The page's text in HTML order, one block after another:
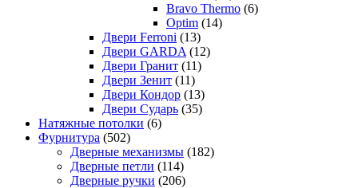
Bravo Thermo (6)
Optim (14)
Двери Ferroni (13)
Двери GARDA (12)
Двери Гранит (11)
Двери Зенит (11)
Двери Кондор (13)
Двери Сударь (35)
Натяжные потолки (6)
Фурнитура (502)
Дверные механизмы (182)
Дверные петли (114)
Дверные ручки (206)